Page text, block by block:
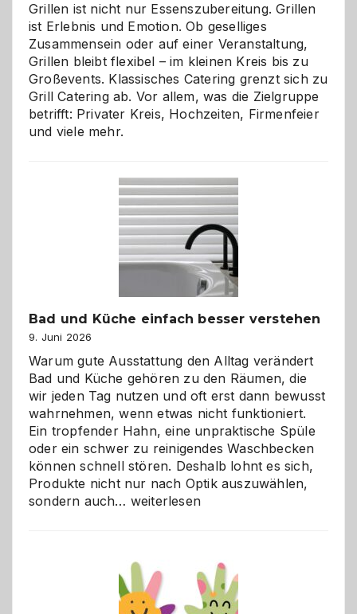
Grillen ist nicht nur Essenszubereitung. Grillen
ist Erlebnis und Emotion. Ob geselliges
Zusammensein oder auf einer Veranstaltung,
Grillen bleibt flexibel – im kleinen Kreis bis zu
Großevents. Klassisches Catering grenzt sich zu
Grill Catering ab. Vor allem, was die Zielgruppe
betrifft: Privater Kreis, Hochzeiten, Firmenfeier
und viele mehr.
Bad und Küche einfach besser verstehen
9. Juni 2026
Warum gute Ausstattung den Alltag verändert
Bad und Küche gehören zu den Räumen, die
wir jeden Tag nutzen und oft erst dann bewusst
wahrnehmen, wenn etwas nicht funktioniert.
Ein tropfender Hahn, eine unpraktische Spüle
oder ein schwer zu reinigendes Waschbecken
können schnell stören. Deshalb lohnt es sich,
Produkte nicht nur nach Optik auszuwählen,
sondern auch… Bad
besser
verstehen
weiterlesen